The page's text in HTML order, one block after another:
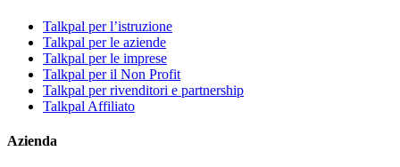
Talkpal per l’istruzione
Talkpal per le aziende
Talkpal per le imprese
Talkpal per il Non Profit
Talkpal per rivenditori e partnership
Talkpal Affiliato
Azienda